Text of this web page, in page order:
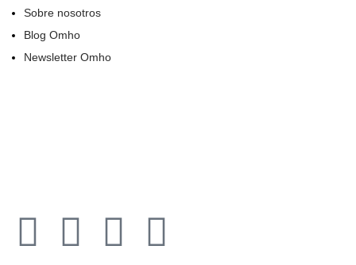
Sobre nosotros
Blog Omho
Newsletter Omho